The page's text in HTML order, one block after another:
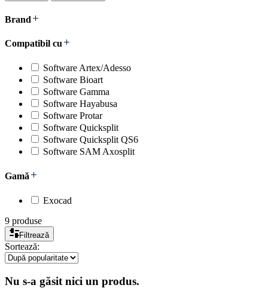
Brand
Compatibil cu
Software Artex/Adesso
Software Bioart
Software Gamma
Software Hayabusa
Software Protar
Software Quicksplit
Software Quicksplit QS6
Software SAM Axosplit
Gamă
Exocad
9 produse
Filtrează
Sortează:
Nu s-a găsit nici un produs.